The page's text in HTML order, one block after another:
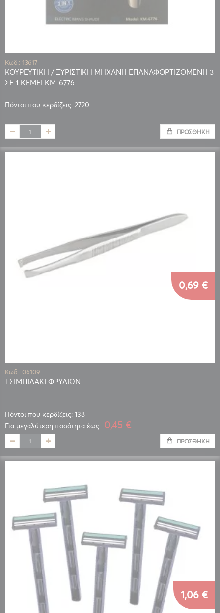
Κωδ.: 13617
ΚΟΥΡΕΥΤΙΚΗ / ΞΥΡΙΣΤΙΚΗ ΜΗΧΑΝΗ ΕΠΑΝΑΦΟΡΤΙΖΟΜΕΝΗ 3
ΣΕ 1 KEMEI KM-6776
Πόντοι που κερδίζεις: 2720
ΠΡΟΣΘΉΚΗ
Κωδ.: 06109
ΤΣΙΜΠΙΔΑΚΙ ΦΡΥΔΙΩΝ
Πόντοι που κερδίζεις: 138
0,69 €
Για μεγαλύτερη ποσότητα έως: 0,45 €
ΠΡΟΣΘΉΚΗ
1,06 €